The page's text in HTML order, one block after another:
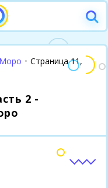
Моро • Страница 11,
2 -